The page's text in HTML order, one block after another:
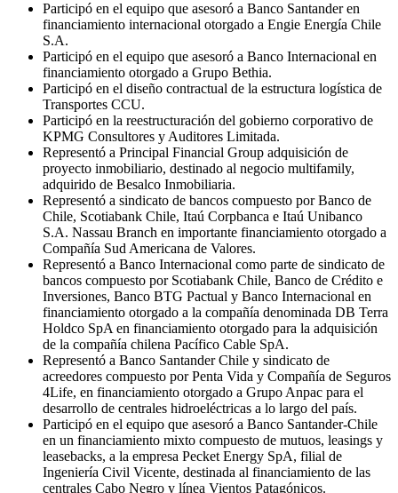
Participó en el equipo que asesoró a Banco Santander en
financiamiento internacional otorgado a Engie Energía Chile
S.A.
Participó en el equipo que asesoró a Banco Internacional en
financiamiento otorgado a Grupo Bethia.
Participó en el diseño contractual de la estructura logística de
Transportes CCU.
Participó en la reestructuración del gobierno corporativo de
KPMG Consultores y Auditores Limitada.
Representó a Principal Financial Group adquisición de
proyecto inmobiliario, destinado al negocio multifamily,
adquirido de Besalco Inmobiliaria.
Representó a sindicato de bancos compuesto por Banco de
Chile, Scotiabank Chile, Itaú Corpbanca e Itaú Unibanco
S.A. Nassau Branch en importante financiamiento otorgado a
Compañía Sud Americana de Valores.
Representó a Banco Internacional como parte de sindicato de
bancos compuesto por Scotiabank Chile, Banco de Crédito e
Inversiones, Banco BTG Pactual y Banco Internacional en
financiamiento otorgado a la compañía denominada DB Terra
Holdco SpA en financiamiento otorgado para la adquisición
de la compañía chilena Pacífico Cable SpA.
Representó a Banco Santander Chile y sindicato de
acreedores compuesto por Penta Vida y Compañía de Seguros
4Life, en financiamiento otorgado a Grupo Anpac para el
desarrollo de centrales hidroeléctricas a lo largo del país.
Participó en el equipo que asesoró a Banco Santander-Chile
en un financiamiento mixto compuesto de mutuos, leasings y
leasebacks, a la empresa Pecket Energy SpA, filial de
Ingeniería Civil Vicente, destinada al financiamiento de las
centrales Cabo Negro y línea Vientos Patagónicos.